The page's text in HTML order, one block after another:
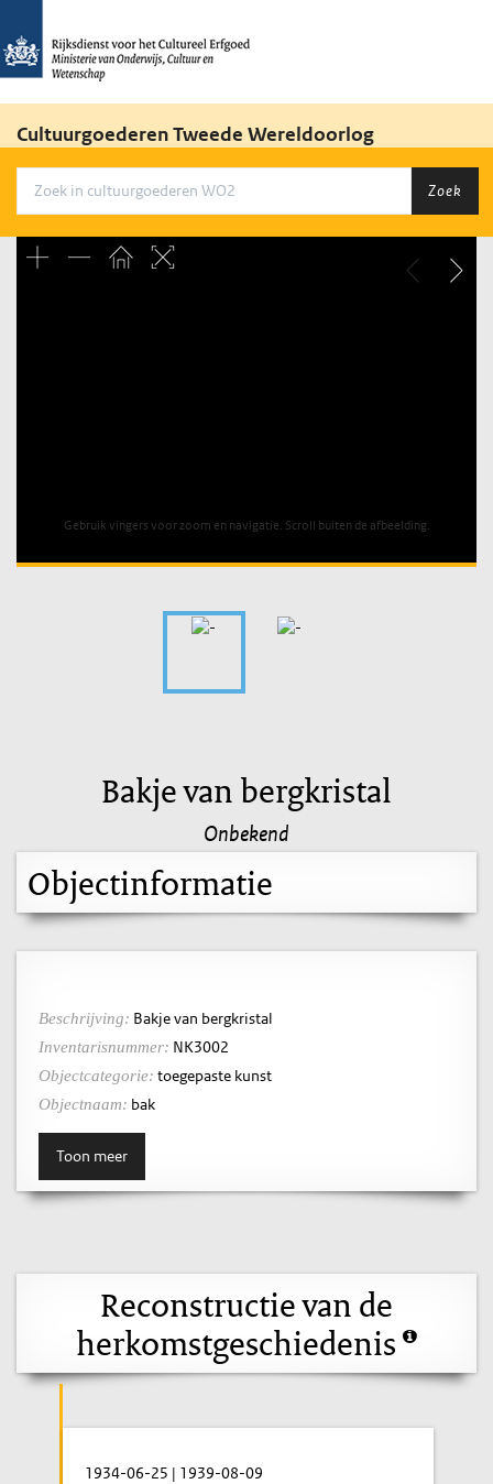
Cultuurgoederen Tweede Wereldoorlog
Zoek
Gebruik vingers voor zoom en navigatie. Scroll buiten de afbeelding.
Bakje van bergkristal
Onbekend
Objectinformatie
Beschrijving: Bakje van bergkristal
Inventarisnummer: NK3002
Objectcategorie: toegepaste kunst
Objectnaam: bak
Toon meer
Reconstructie van de
herkomstgeschiedenis
1934-06-25 | 1939-08-09